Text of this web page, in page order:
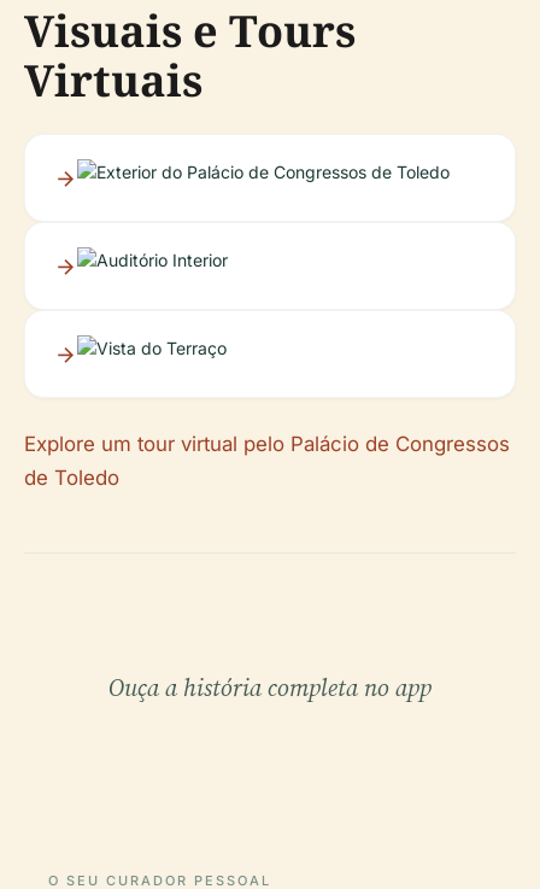
Visuais e Tours
Virtuais
Explore um tour virtual pelo Palácio de Congressos
de Toledo
Ouça a história completa no app
O SEU CURADOR PESSOAL